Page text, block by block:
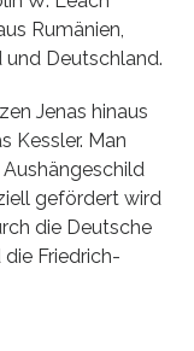
Rumänien,
und Deutschland.
Jenas hinaus
Kessler. Man
gefördert wird
die Deutsche
Friedrich-